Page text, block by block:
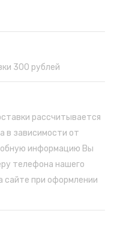
300 рублей
рассчитывается
в зависимости от
информацию Вы
телефона нашего
сайте при оформлении